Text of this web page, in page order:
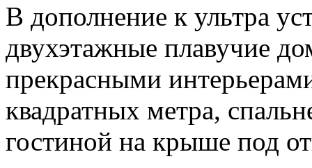
В дополнение к ультра
двухэтажные плавучие
прекрасными
квадратных метра,
гостиной на крыше под